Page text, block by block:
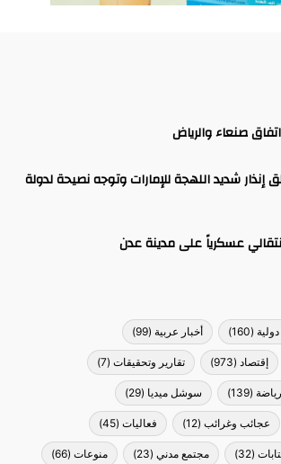
صنعاء والرياض
شديد اللهجة للإمارات وتوجه نصيحة لدولة
عسكرياً على مدينة عدن
(160) أخبار عربية (99)
إقتصاد (973) تقارير وتحقيقات (7)
رياضة (139) سوشل ميديا (29)
عجائب وغرائب (12) فعاليات (45)
(32) مجتمع مدني (23) منوعات (66)